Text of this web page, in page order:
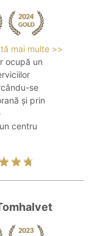
mai multe >>
ocupă un
se
și prin
centru